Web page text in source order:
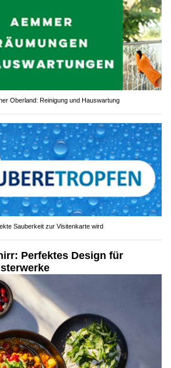
Oberland: Reinigung und Hauswartung
Sauberkeit zur Visitenkarte wird
Perfektes Design für